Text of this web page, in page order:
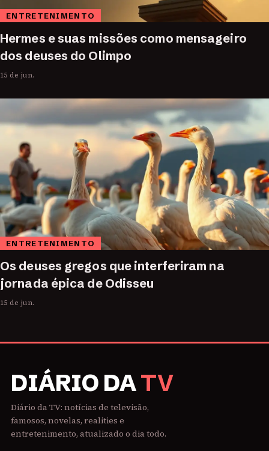
ENTRETENIMENTO
Hermes e suas missões como mensageiro
dos deuses do Olimpo
15 de jun.
ENTRETENIMENTO
Os deuses gregos que interferiram na
jornada épica de Odisseu
15 de jun.
DIÁRIO DATV
Diário da TV: notícias de televisão,
famosos, novelas, realities e
entretenimento, atualizado o dia todo.